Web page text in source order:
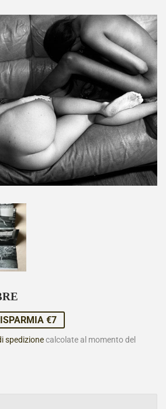
€7
spedizionecalcolate al momento del